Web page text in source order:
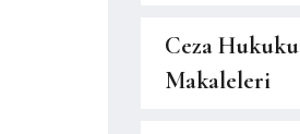
Ceza Hukuku
Makaleleri